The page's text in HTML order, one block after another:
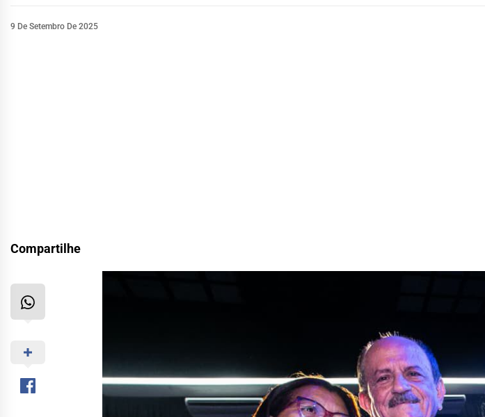
9 De Setembro De 2025
Compartilhe